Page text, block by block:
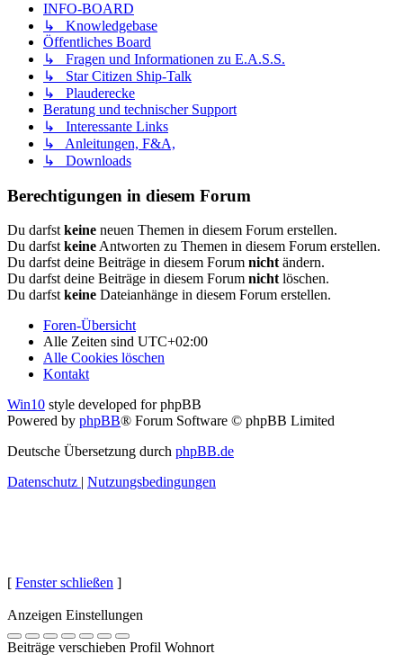
INFO-BOARD
↳ Knowledgebase
Öffentliches Board
↳ Fragen und Informationen zu E.A.S.S.
↳ Star Citizen Ship-Talk
↳ Plauderecke
Beratung und technischer Support
↳ Interessante Links
↳ Anleitungen, F&A,
↳ Downloads
Berechtigungen in diesem Forum
Du darfstkeine neuen Themen in diesem Forum erstellen.
Du darfstkeineAntworten zu Themen in diesem Forum erstellen.
Du darfst deine Beiträge in diesem Forum nichtändern.
Du darfst deine Beiträge in diesem Forum nichtlöschen.
Du darfstkeine Dateianhänge in diesem Forum erstellen.
Foren-Übersicht
Alle Zeiten sind UTC+02:00
Alle Cookies löschen
Kontakt
Win10 style developed for phpBB
Powered by phpBB® Forum Software © phpBB Limited
Deutsche Übersetzung durch phpBB.de
Datenschutz
Nutzungsbedingungen
[ Fenster schließen ]
Anzeigen Einstellungen
Beiträge verschieben Profil Wohnort